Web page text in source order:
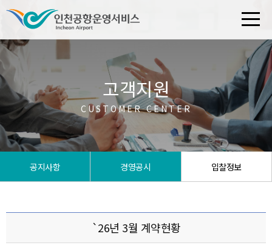
공지사항 경영공시 입찰정보
고객지원
CUSTOMER CENTER
`26년 3월 계약현황